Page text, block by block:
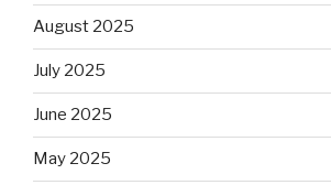
August 2025
July 2025
June 2025
May 2025